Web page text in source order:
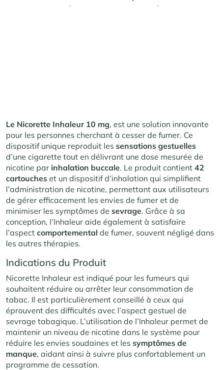
Le Nicorette Inhaleur 10 mg, est une solution innovante
pour les personnes cherchant à cesser de fumer. Ce
dispositif unique reproduit les sensations gestuelles
d’une cigarette tout en délivrant une dose mesurée de
nicotine par inhalation buccale. Le produit contient 42
cartouches et un dispositif d’inhalation qui simplifient
l’administration de nicotine, permettant aux utilisateurs
de gérer efficacement les envies de fumer et de
minimiser les symptômes de sevrage. Grâce à sa
conception, l’Inhaleur aide également à satisfaire
l’aspect comportemental de fumer, souvent négligé dans
les autres thérapies.
Indications du Produit
Nicorette Inhaleur est indiqué pour les fumeurs qui
souhaitent réduire ou arrêter leur consommation de
tabac. Il est particulièrement conseillé à ceux qui
éprouvent des difficultés avec l’aspect gestuel de
sevrage tabagique. L’utilisation de l’Inhaleur permet de
maintenir un niveau de nicotine dans le système pour
réduire les envies soudaines et les symptômes de
manque, aidant ainsi à suivre plus confortablement un
programme de cessation.